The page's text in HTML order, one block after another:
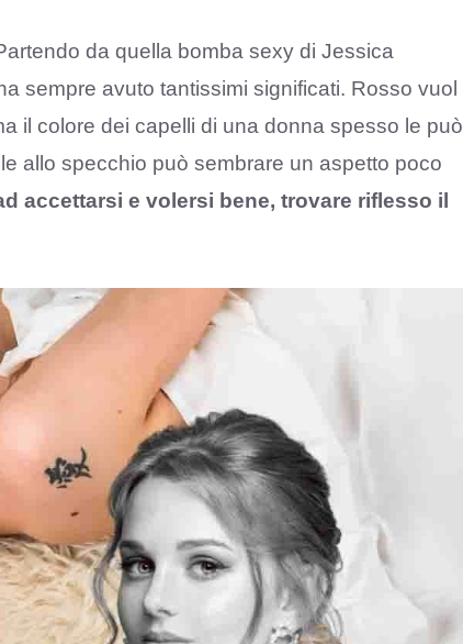
da quella bomba sexy di Jessica
sempre avuto tantissimi significati. Rosso vuol
il colore dei capelli di una donna spesso le può
allo specchio può sembrare un aspetto poco
accettarsi e volersi bene, trovare riflesso il